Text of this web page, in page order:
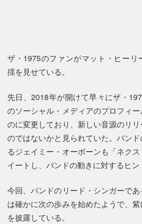
ザ・1975のファンがマット・ヒーリ
揺を見せている。
先日、2018年が開けて早々にザ・
のソーシャル・メディアのプロフィ
のに変更しており、新しい音源のリ
のではないかと見られていた。バン
るジェイミー・オーボーンも「ネク
イートし、バンドの動きに対するヒン
今回、バンドのリード・シンガーで
は確かに次の歩みを始めたようで、
を披露している。